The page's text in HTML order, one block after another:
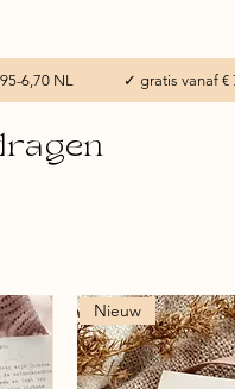
3,95-6,70 NL ✓ gratis
Nieuw